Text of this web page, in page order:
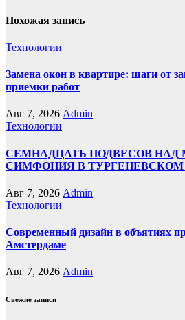
Похожая запись
Технологии
Замена окон в квартире: шаги от
приемки работ
Авг 7, 2026 Admin
Технологии
СЕМНАДЦАТЬ ПОДВЕСОВ НАД
СИМФОНИЯ В ТУРГЕНЕВСКОМ
Авг 7, 2026 Admin
Технологии
Современный дизайн в объятиях
Амстердаме
Авг 7, 2026 Admin
Свежие записи